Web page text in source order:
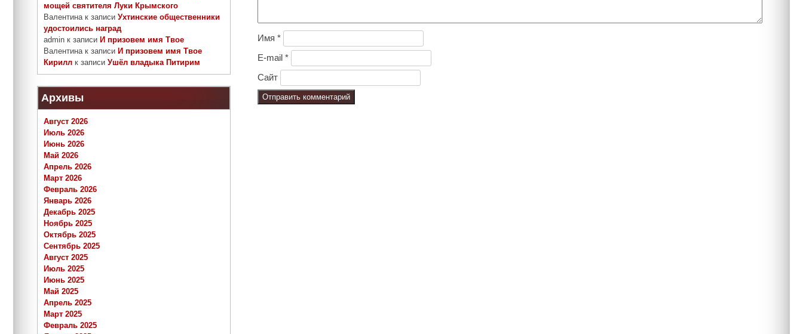
Имя *
E-mail *
Сайт
мощей святителя Луки Крымского
Валентинак записи Ухтинские общественники
удостоились наград
admin к записи И призовем имя Твое
Валентинак записи И призовем имя Твое
Кирилл к записи Ушёл владыка Питирим
Архивы
Август 2026
Июль 2026
Июнь 2026
Май 2026
Апрель 2026
Март 2026
Февраль 2026
Январь 2026
Декабрь 2025
Ноябрь 2025
Октябрь 2025
Сентябрь 2025
Август 2025
Июль 2025
Июнь 2025
Май 2025
Апрель 2025
Март 2025
Февраль 2025